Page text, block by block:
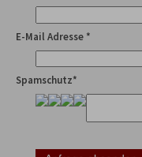
E-Mail Adresse *
Spamschutz*